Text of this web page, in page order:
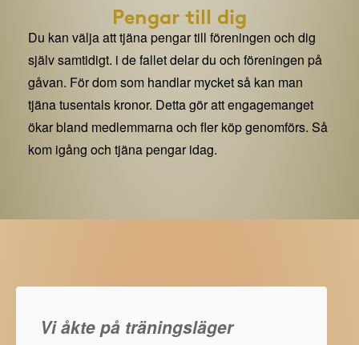
Pengar till dig
Du kan välja att tjäna pengar till föreningen och dig
själv samtidigt. i de fallet delar du och föreningen på
gåvan. För dom som handlar mycket så kan man
tjäna tusentals kronor. Detta gör att engagemanget
ökar bland medlemmarna och fler köp genomförs. Så
kom igång och tjäna pengar idag.
Vi åkte på träningsläger